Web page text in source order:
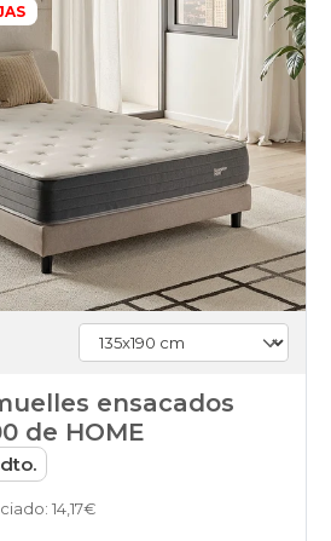
pikolin
colchones
stylekomfort
colchones
top-
ventas
colchones
gama-
colchones
gama-
basic-
plus
colchones
gama-
silver
gama-
gold
diamond
ensacados
de HOME
14,17€